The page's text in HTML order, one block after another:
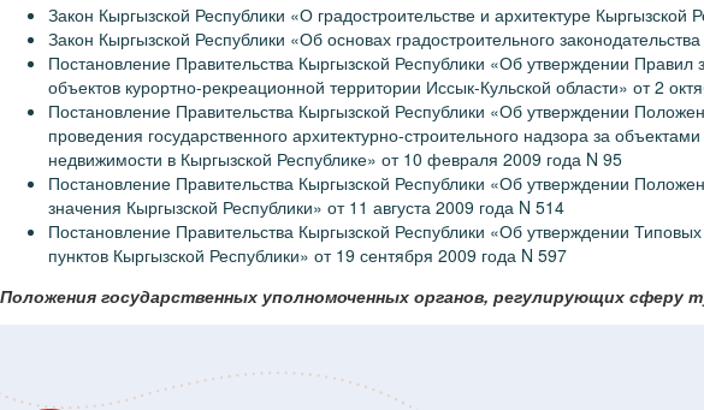
Закон Кыргызской Республики «О градостроительстве и архитектуре
Закон Кыргызской Республики «Об основах градостроительного
Постановление Правительства Кыргызской Республики «Об утверждении Правил
объектов курортно-рекреационной территории Иссык-Кульской области» от 2
Постановление Правительства Кыргызской Республики «Об утверждении
проведения государственного архитектурно-строительного надзора за
недвижимости в Кыргызской Республике» от 10 февраля 2009 года N 95
Постановление Правительства Кыргызской Республики «Об утверждении
значения Кыргызской Республики» от 11 августа 2009 года N 514
Постановление Правительства Кыргызской Республики «Об утверждении
пунктов Кыргызской Республики» от 19 сентября 2009 года N 597
Положения государственных уполномоченных органов, регулирующих сферу